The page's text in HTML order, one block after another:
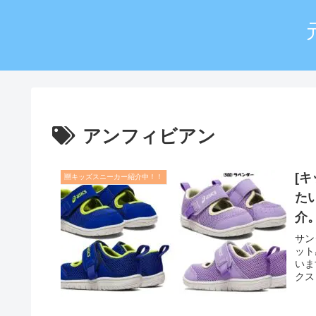
アンフィビアン
🆕キッズスニーカー紹介中！！
[キ
た
介
サ
ッ
い
ク